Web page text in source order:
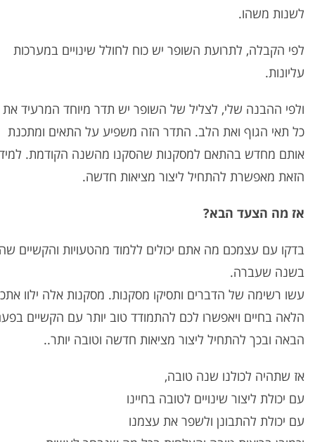
לשנות משהו.
לפי הקבלה, לתרועת השופר יש כוח לחולל שינויים במערכות
עליונות.
ולפי ההבנה שלי, לצליל של השופר יש תדר מיוחד המרעיד את
כל תאי הגוף ואת הלב. התדר הזה משפיע על התאים ומתכנת
אותם מחדש בהתאם למסקנות שהסקנו מהשנה הקודמת.
הזאת מאפשרת להתחיל ליצור מציאות חדשה.
אז מה הצעד הבא?
בדקו עם עצמכם מה אתם יכולים ללמוד מהטעויות והקשיים
בשנה שעברה.
עשו רשימה של הדברים ותסיקו מסקנות. מסקנות אלה ילוו
הלאה בחיים ויאפשרו לכם להתמודד טוב יותר עם הקשיים
הבאה ובכך להתחיל ליצור מציאות חדשה וטובה יותר..
אז שתהיה לכולנו שנה טובה,
עם יכולת ליצור שינויים לטובה בחיינו
עם יכולת להתבונן ולשפר את עצמנו